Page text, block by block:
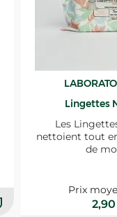
Lingettes
Les
nettoient tout
de
Prix